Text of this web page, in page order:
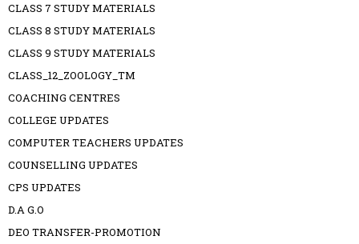
CLASS 7 STUDY MATERIALS
CLASS 8 STUDY MATERIALS
CLASS 9 STUDY MATERIALS
CLASS_12_ZOOLOGY_TM
COACHING CENTRES
COLLEGE UPDATES
COMPUTER TEACHERS UPDATES
COUNSELLING UPDATES
CPS UPDATES
D.A G.O
DEO TRANSFER-PROMOTION